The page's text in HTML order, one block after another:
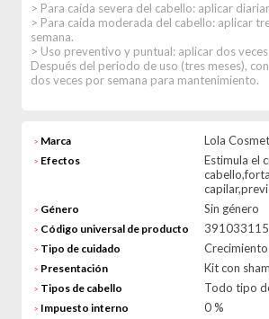
> Para caída severa del cabello: aplicar
> Para caída moderada del cabello: aplicar
semana.
> Uso preventivo y puntual: aplicar dos
Después del periodo de uso (tres meses),
dos veces por semana para mantenimiento.
> Marca Lola
> Efectos
Estimula el
> Género Sin género
> Código universal de producto
> Tipo de cuidado
> Presentación Kit con
> Tipos de cabello Todo tipo
> Impuesto interno 0 %